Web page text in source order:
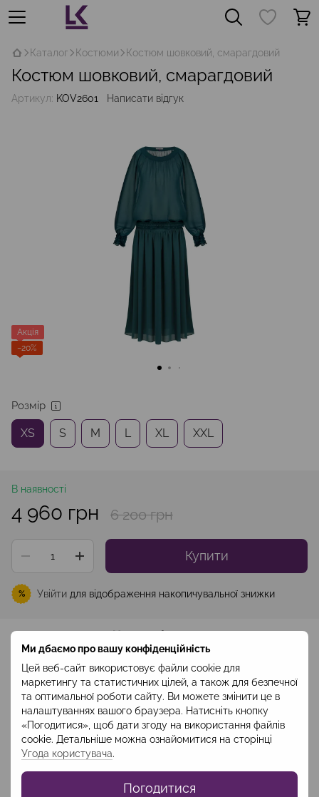
Ми дбаємо про вашу конфіденційність
Цей веб-сайт використовує файли cookie для
маркетингу та статистичних цілей, а також для безпечної
та оптимальної роботи сайту. Ви можете змінити це в
налаштуваннях вашого браузера. Натисніть кнопку
«Погодитися», щоб дати згоду на використання файлів
cookie. Детальніше можна ознайомитися на сторінці
Угода користувача.
Погодитися
Каталог Костюми Костюм шовковий, смарагдовий
Костюм шовковий, смарагдовий
Артикул: KOV2601 Написати відгук
Акція
−20%
Розмір
XS S M L XL XXL
В наявності
4 960 грн 6 200 грн
Купити
% Увійти для відображення накопичувальної знижки
До обраного
Опис
Склад: поліестер 100%
Довжина блузи - 60-65 см
Довжина рукавів -70 см